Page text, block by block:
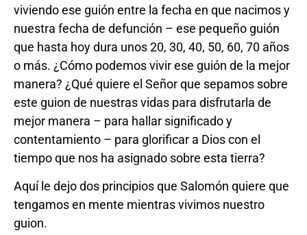
viviendo ese guión entre la fecha en que nacimos y
nuestra fecha de defunción – ese pequeño guión
que hasta hoy dura unos 20, 30, 40, 50, 60, 70 años
o más. ¿Cómo podemos vivir ese guión de la mejor
manera? ¿Qué quiere el Señor que sepamos sobre
este guion de nuestras vidas para disfrutarla de
mejor manera – para hallar significado y
contentamiento – para glorificar a Dios con el
tiempo que nos ha asignado sobre esta tierra?
Aquí le dejo dos principios que Salomón quiere que
tengamos en mente mientras vivimos nuestro
guion.